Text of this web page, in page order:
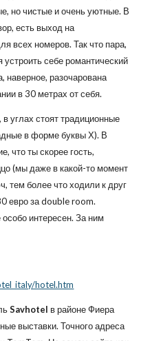
но чистые и очень уютные. В
есть выход на
всех номеров. Так что пара,
себе романтический
наверное, разочарована
в 30 метрах от себя.
углах стоят традиционные
в форме буквы Х). В
что ты скорее гость,
(мы даже в какой-то момент
тем более что ходили к друг
евро за double room.
интересен. За ним
hotel.htm
Savhotel в районе Фиера
выставки. Точного адреса